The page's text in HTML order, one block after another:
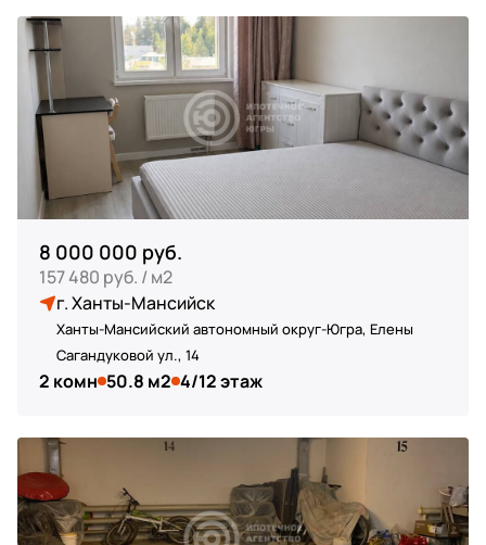
8 000 000 руб.
157 480 руб. / м2
г. Ханты-Мансийск
Ханты-Мансийский автономный округ-Югра, Елены
Сагандуковой ул., 14
2 комн 50.8 м2 4/12 этаж